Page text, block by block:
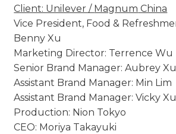
Client: Unilever / Magnum China
Vice President, Food &
Benny Xu
Marketing Director: Terrence Wu
Senior Brand Manager: Aubrey Xu
Assistant Brand Manager: Min Lim
Assistant Brand Manager: Vicky Xu
Production: Nion Tokyo
CEO: Moriya Takayuki